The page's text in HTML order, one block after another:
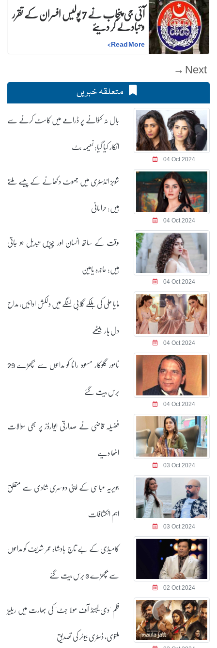
آئی جی پنجاب نے 7 پولیس افسران کے تقرر و تبادلے کر دیئے
Read More
>
Next →
متعلقہ خبریں
04 Oct 2024
بال نہ کٹوانے پر ڈرامے میں کاسٹ کرنے سے
انکار کیا گیا: نعیمہ بٹ
04 Oct 2024
شوبز انڈسٹری میں جھوٹ دکھانے کے پیسے ملتے
ہیں: حرا مانی
04 Oct 2024
وقت کے ساتھ انسان اور چیزیں تبدیل ہو جاتی
ہیں: حاجرہ یامین
04 Oct 2024
مایا علی کی ہلکے گلابی لہنگے میں دلکش ادائیں، مداح
دل ہار بیٹھے
04 Oct 2024
نامور گلوکار مسعود رانا کو مداحوں سے بچھڑے 29
برس بیت گئے
03 Oct 2024
فضیلہ قاضی نے صدارتی ایوارڈز پر بھی سوالات
اٹھا دیے
03 Oct 2024
جویریہ عباسی کے اپنی دوسری شادی سے متعلق
اہم انکشافات
02 Oct 2024
کامیڈی کے بے تاج بادشاہ عمر شریف کو مداحوں
سے بچھڑے 3 برس بیت گئے
فلم 'دی لیجنڈ آف مولا جٹ' کی بھارت میں ریلیز
ملتوی، ڈسٹری بیوٹر کی تصدیق